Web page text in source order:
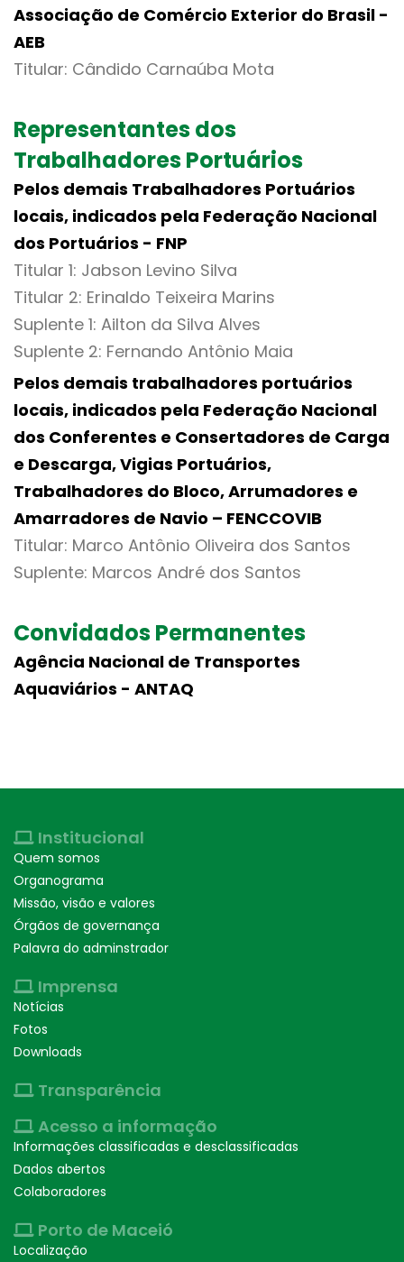
Associação de Comércio Exterior do Brasil -
AEB
Titular: Cândido Carnaúba Mota
Representantes dos
Trabalhadores Portuários
Pelos demais Trabalhadores Portuários
locais, indicados pela Federação Nacional
dos Portuários - FNP
Titular 1: Jabson Levino Silva
Titular 2: Erinaldo Teixeira Marins
Suplente 1: Ailton da Silva Alves
Suplente 2: Fernando Antônio Maia
Pelos demais trabalhadores portuários
locais, indicados pela Federação Nacional
dos Conferentes e Consertadores de Carga
e Descarga, Vigias Portuários,
Trabalhadores do Bloco, Arrumadores e
Amarradores de Navio – FENCCOVIB
Titular: Marco Antônio Oliveira dos Santos
Suplente: Marcos André dos Santos
Convidados Permanentes
Agência Nacional de Transportes
Aquaviários - ANTAQ
Institucional
Quem somos
Organograma
Missão, visão e valores
Órgãos de governança
Palavra do adminstrador
Imprensa
Notícias
Fotos
Downloads
Transparência
Acesso a informação
Informações classificadas e desclassificadas
Dados abertos
Colaboradores
Porto de Maceió
Localização